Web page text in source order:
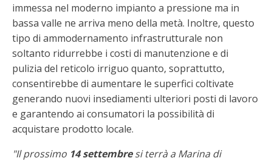
immessa nel moderno impianto a pressione ma in
bassa valle ne arriva meno della metà. Inoltre, questo
tipo di ammodernamento infrastrutturale non
soltanto ridurrebbe i costi di manutenzione e di
pulizia del reticolo irriguo quanto, soprattutto,
consentirebbe di aumentare le superfici coltivate
generando nuovi insediamenti ulteriori posti di lavoro
e garantendo ai consumatori la possibilità di
acquistare prodotto locale.
"Il prossimo 14 settembresi terrà a Marina di